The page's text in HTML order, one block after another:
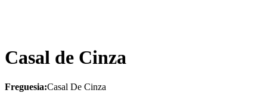
Casal de Cinza
Freguesia:Casal De Cinza